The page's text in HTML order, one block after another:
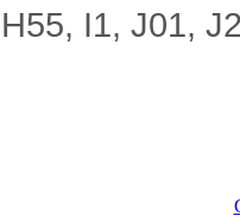
H55, I1, J01,